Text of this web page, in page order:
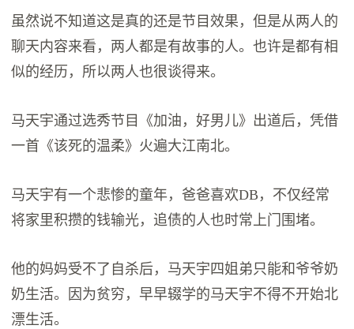
虽然说不知道这是真的还是节目效果，但是从两人的
聊天内容来看，两人都是有故事的人。也许是都有相
似的经历，所以两人也很谈得来。
马天宇通过选秀节目《加油，好男儿》出道后，凭借
一首《该死的温柔》火遍大江南北。
马天宇有一个悲惨的童年，爸爸喜欢DB，不仅经常
将家里积攒的钱输光，追债的人也时常上门围堵。
他的妈妈受不了自杀后，马天宇四姐弟只能和爷爷奶
奶生活。因为贫穷，早早辍学的马天宇不得不开始北
漂生活。